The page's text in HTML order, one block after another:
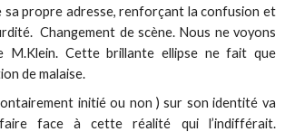
sa propre adresse, renforçant la confusion et
Changement de scène. Nous ne voyons
M.Klein. Cette brillante ellipse ne fait que
de malaise.
initié ou non ) sur son identité va
face à cette réalité qui l’indifférait.